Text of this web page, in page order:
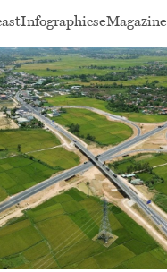
InfographicseMagazine